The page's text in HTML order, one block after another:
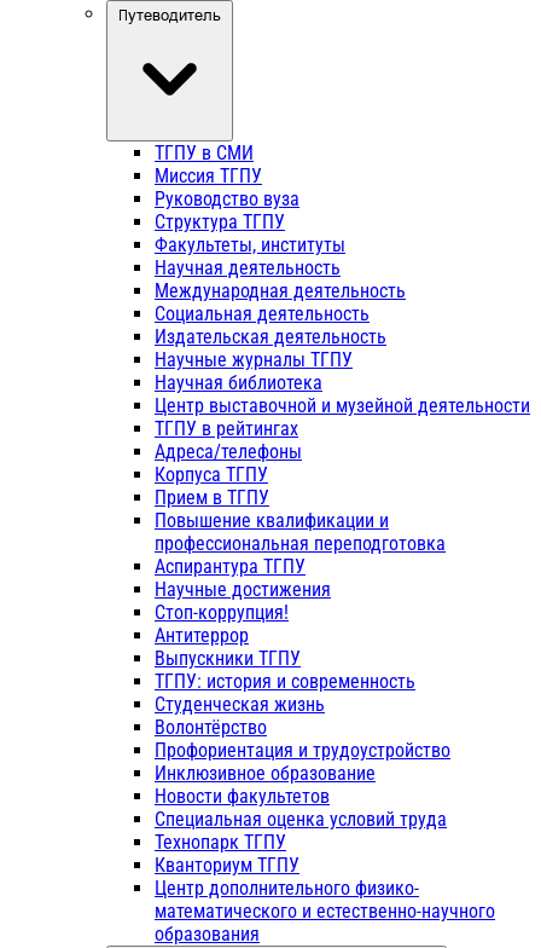
Путеводитель
ТГПУ в СМИ
Миссия ТГПУ
Руководство вуза
Структура ТГПУ
Факультеты, институты
Научная деятельность
Международная деятельность
Социальная деятельность
Издательская деятельность
Научные журналы ТГПУ
Научная библиотека
Центр выставочной и музейной деятельности
ТГПУ в рейтингах
Адреса/телефоны
Корпуса ТГПУ
Прием в ТГПУ
Повышение квалификации и
профессиональная переподготовка
Аспирантура ТГПУ
Научные достижения
Стоп-коррупция!
Антитеррор
Выпускники ТГПУ
ТГПУ: история и современность
Студенческая жизнь
Волонтёрство
Профориентация и трудоустройство
Инклюзивное образование
Новости факультетов
Специальная оценка условий труда
Технопарк ТГПУ
Кванториум ТГПУ
Центр дополнительного физико-
математического и естественно-научного
образования